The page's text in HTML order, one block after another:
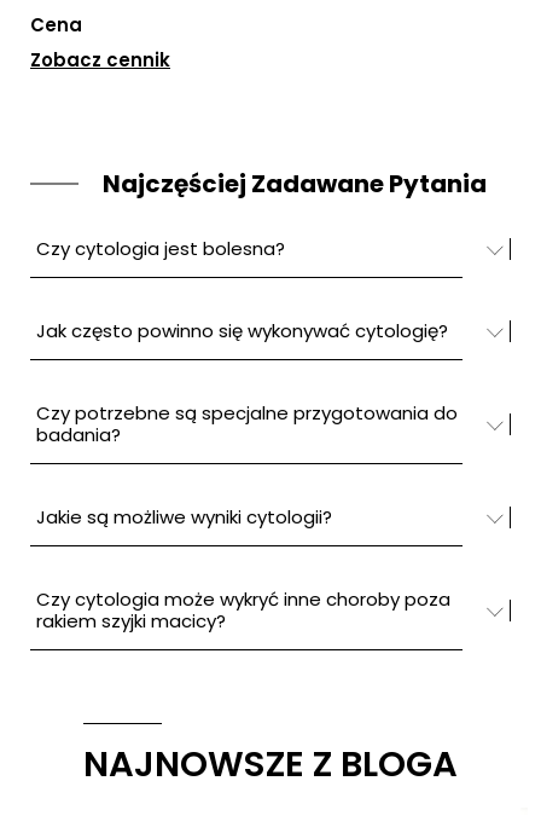
Cena
Zobacz cennik
Najczęściej Zadawane Pytania
Czy cytologia jest bolesna?
Jak często powinno się wykonywać cytologię?
Czy potrzebne są specjalne przygotowania do
badania?
Jakie są możliwe wyniki cytologii?
Czy cytologia może wykryć inne choroby poza
rakiem szyjki macicy?
NAJNOWSZE Z BLOGA